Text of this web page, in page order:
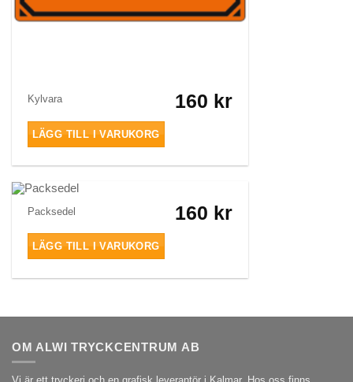
Kylvara 160 kr
LÄGG TILL I VARUKORG
Packsedel 160 kr
LÄGG TILL I VARUKORG
OM ALWI TRYCKCENTRUM AB